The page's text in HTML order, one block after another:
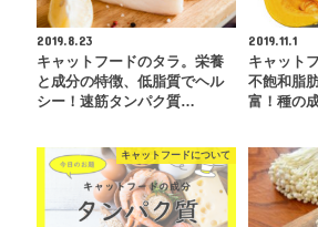
2019.8.23
キャットフードのタラ。栄養
と成分の特徴、低脂質でヘル
シー！速筋タンパク質…
2019.11.1
キャット
不飽和脂
富！種の
キャットフードについて